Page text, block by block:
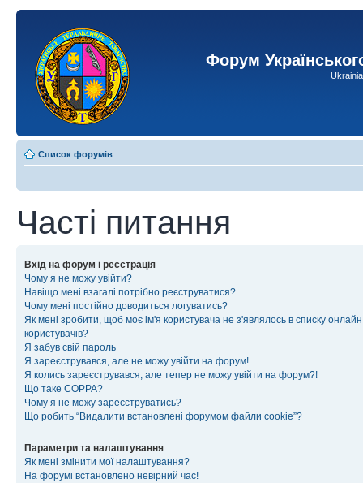
Форум
Список форумів
Часті питання
Вхід на форум і реєстрація
Чому я не можу увійти?
Навіщо мені взагалі потрібно реєструватися?
Чому мені постійно доводиться логуватись?
Як мені зробити, щоб моє ім'я користувача не з'являлось в списку онлайн
користувачів?
Я забув свій пароль
Я зареєструвався, але не можу увійти на форум!
Я колись зареєструвався, але тепер не можу увійти на форум?!
Що таке COPPA?
Чому я не можу зареєструватись?
Що робить “Видалити встановлені форумом файли cookie”?
Параметри та налаштування
Як мені змінити мої налаштування?
На форумі встановлено невірний час!